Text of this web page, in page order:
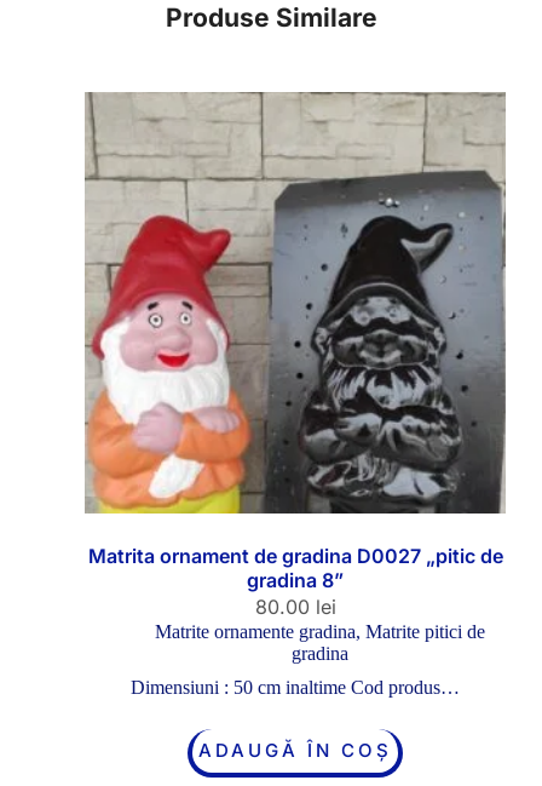
Produse Similare
Matrita ornament de gradina D0027 „pitic de
gradina 8”
80.00 lei
Matrite ornamente gradina, Matrite pitici de
gradina
Dimensiuni : 50 cm inaltime Cod produs…
ADAUGĂ ÎN COȘ